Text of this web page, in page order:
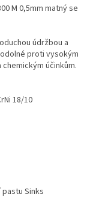
M 0,5mm matný se
údržbou a
proti vysokým
účinkům.
18/10
Sinks